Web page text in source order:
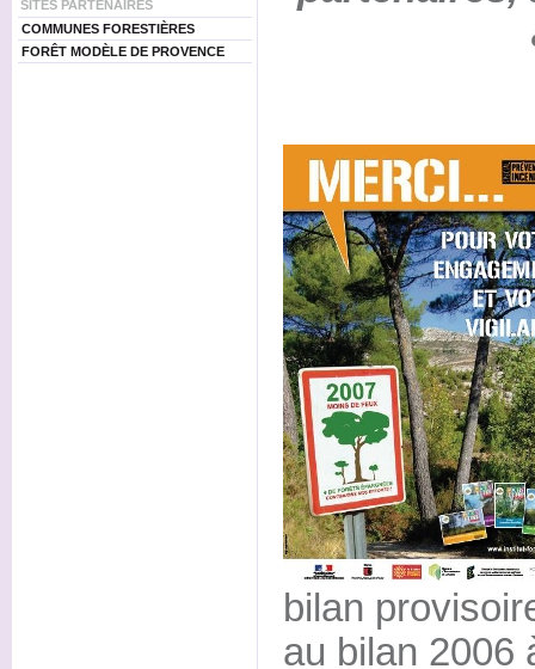
SITES PARTENAIRES
COMMUNES FORESTIÈRES
FORÊT MODÈLE DE PROVENCE
bilan
au bilan 2006